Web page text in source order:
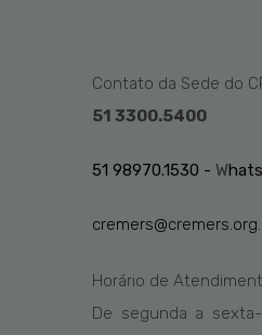
Contato da Sede do
51 3300.5400
51 98970.1530 - W
Horário de
De segunda a